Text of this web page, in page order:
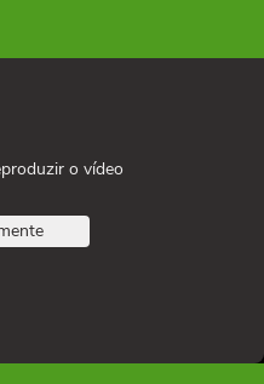
o vídeo